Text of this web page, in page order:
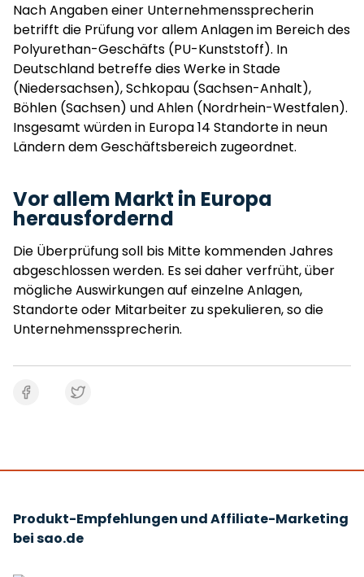
Nach Angaben einer Unternehmenssprecherin
betrifft die Prüfung vor allem Anlagen im Bereich des
Polyurethan-Geschäfts (PU-Kunststoff). In
Deutschland betreffe dies Werke in Stade
(Niedersachsen), Schkopau (Sachsen-Anhalt),
Böhlen (Sachsen) und Ahlen (Nordrhein-Westfalen).
Insgesamt würden in Europa 14 Standorte in neun
Ländern dem Geschäftsbereich zugeordnet.
Vor allem Markt in Europa
herausfordernd
Die Überprüfung soll bis Mitte kommenden Jahres
abgeschlossen werden. Es sei daher verfrüht, über
mögliche Auswirkungen auf einzelne Anlagen,
Standorte oder Mitarbeiter zu spekulieren, so die
Unternehmenssprecherin.
Produkt-Empfehlungen und Affiliate-Marketing
bei sao.de